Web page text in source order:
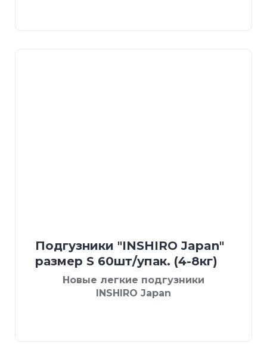
Подгузники "INSHIRO Japan"
размер S 60шт/упак. (4-8кг)
Новые легкие подгузники
INSHIRO Japan